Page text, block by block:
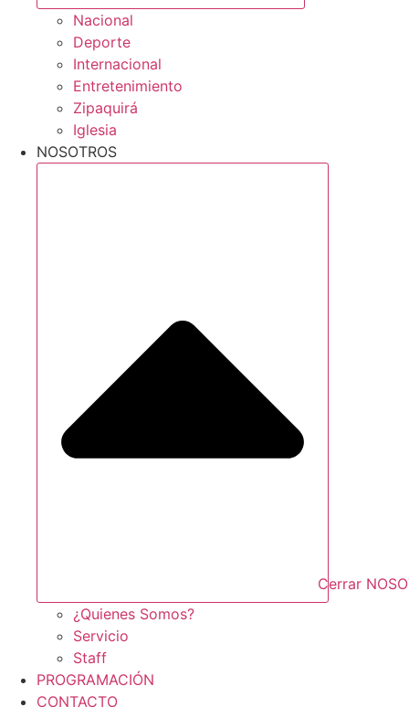
Nacional
Deporte
Internacional
Entretenimiento
Zipaquirá
Iglesia
NOSOTROS
Cerrar
¿Quienes Somos?
Servicio
Staff
PROGRAMACIÓN
CONTACTO